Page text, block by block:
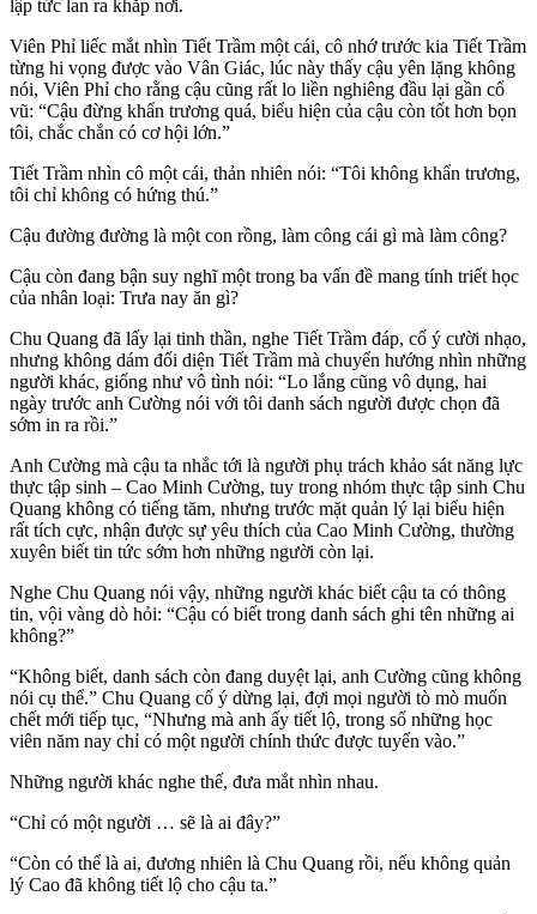
lập tức lan ra khắp nơi.
Viên Phỉ liếc mắt nhìn Tiết Trầm một cái, cô nhớ trước kia Tiết Trầm
từng hi vọng được vào Vân Giác, lúc này thấy cậu yên lặng không
nói, Viên Phỉ cho rằng cậu cũng rất lo liền nghiêng đầu lại gần cổ
vũ: “Cậu đừng khẩn trương quá, biểu hiện của cậu còn tốt hơn bọn
tôi, chắc chắn có cơ hội lớn.”
Tiết Trầm nhìn cô một cái, thản nhiên nói: “Tôi không khẩn trương,
tôi chỉ không có hứng thú.”
Cậu đường đường là một con rồng, làm công cái gì mà làm công?
Cậu còn đang bận suy nghĩ một trong ba vấn đề mang tính triết học
của nhân loại: Trưa nay ăn gì?
Chu Quang đã lấy lại tinh thần, nghe Tiết Trầm đáp, cố ý cười nhạo,
nhưng không dám đối diện Tiết Trầm mà chuyển hướng nhìn những
người khác, giống như vô tình nói: “Lo lắng cũng vô dụng, hai
ngày trước anh Cường nói với tôi danh sách người được chọn đã
sớm in ra rồi.”
Anh Cường mà cậu ta nhắc tới là người phụ trách khảo sát năng lực
thực tập sinh – Cao Minh Cường, tuy trong nhóm thực tập sinh Chu
Quang không có tiếng tăm, nhưng trước mặt quản lý lại biểu hiện
rất tích cực, nhận được sự yêu thích của Cao Minh Cường, thường
xuyên biết tin tức sớm hơn những người còn lại.
Nghe Chu Quang nói vậy, những người khác biết cậu ta có thông
tin, vội vàng dò hỏi: “Cậu có biết trong danh sách ghi tên những ai
không?”
“Không biết, danh sách còn đang duyệt lại, anh Cường cũng không
nói cụ thể.” Chu Quang cố ý dừng lại, đợi mọi người tò mò muốn
chết mới tiếp tục, “Nhưng mà anh ấy tiết lộ, trong số những học
viên năm nay chỉ có một người chính thức được tuyển vào.”
Những người khác nghe thế, đưa mắt nhìn nhau.
“Chỉ có một người … sẽ là ai đây?”
“Còn có thể là ai, đương nhiên là Chu Quang rồi, nếu không quản
lý Cao đã không tiết lộ cho cậu ta.”